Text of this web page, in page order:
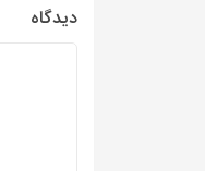
دیدگاه